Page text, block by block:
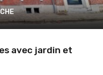
avec jardin et